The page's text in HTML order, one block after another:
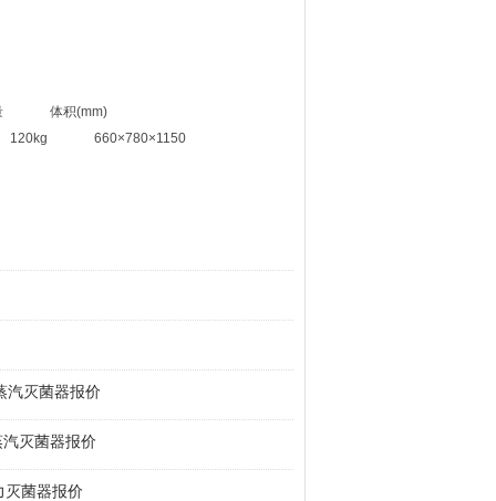
积(mm)
660×780×1150
汽灭菌器报价
灭菌器报价
灭菌器报价